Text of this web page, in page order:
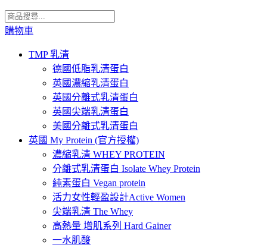
購物車
TMP 乳清
德國低脂乳清蛋白
英國濃縮乳清蛋白
英國分離式乳清蛋白
英國尖端乳清蛋白
美國分離式乳清蛋白
英國 My Protein (官方授權)
濃縮乳清 WHEY PROTEIN
分離式乳清蛋白 Isolate Whey Protein
純素蛋白 Vegan protein
活力女性輕盈設計Active Women
尖端乳清 The Whey
高熱量 增肌系列 Hard Gainer
一水肌酸